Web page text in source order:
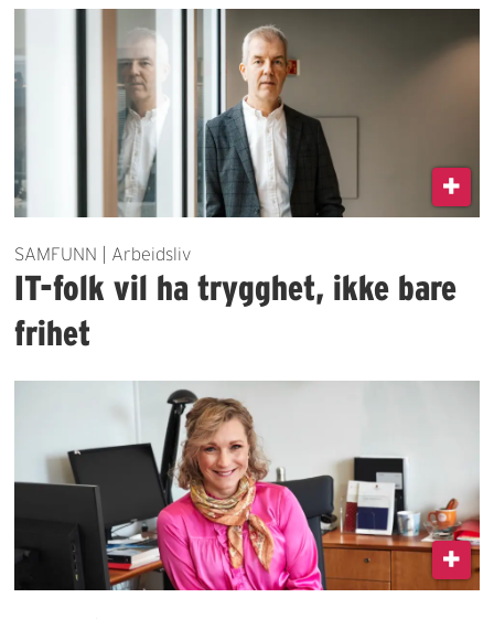
SAMFUNN | Arbeidsliv
IT-folk vil ha trygghet, ikke bare
frihet